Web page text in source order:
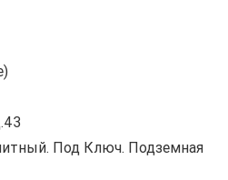
Под Ключ. Подземная